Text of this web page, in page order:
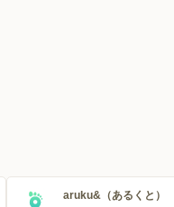
aruku&（あるくと）